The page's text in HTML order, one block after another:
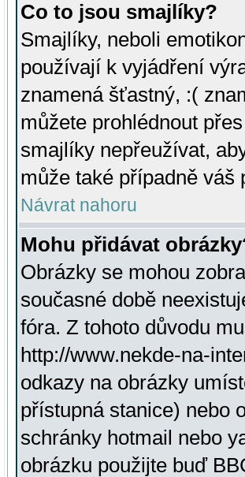
Co to jsou smajlíky?
Smajlíky, neboli
používají k vyjádření
znamená šťastný, :(
můžete prohlédnout
smajlíky nepřeužívat,
může také případně váš
Návrat nahoru
Mohu přidávat
Obrázky se mohou
současné době
fóra. Z tohoto důvodu
http://www.nekde-na-
odkazy na obrázky
přístupná stanice) nebo
schránky hotmail nebo
obrázku použijte buď